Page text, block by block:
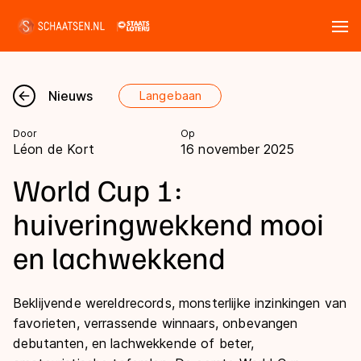
Nieuws
Kalender
Disciplines
Marathon
Langebaan
Shorttrack
Inlineskaten
Uitslagen
Langebaan
Shorttrack
Marathon
Tijden & historie
Ranglijsten Langebaan
Nieuws Langebaan
Door
Léon de Kort
Op
16 november 2025
World Cup 1:
huiveringwekkend mooi
en lachwekkend
Beklijvende wereldrecords, monsterlijke inzinkingen van
favorieten, verrassende winnaars, onbevangen
debutanten, en lachwekkende of beter,